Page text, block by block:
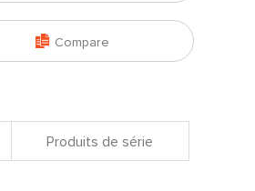
 Compare
Produits de série